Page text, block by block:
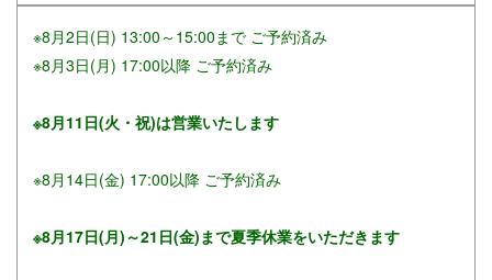
※8月2日(日) 13:00～15:00まで ご予約済み
※8月3日(月) 17:00以降 ご予約済み
※8月11日(火・祝)は営業いたします
※8月14日(金) 17:00以降 ご予約済み
※8月17日(月)～21日(金)まで夏季休業をいただきます